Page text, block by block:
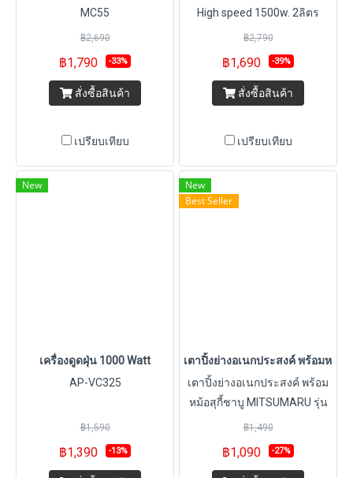
MC55
฿2,690
฿1,790 -33%
สั่งซื้อสินค้า
เปรียบเทียบ
High speed 1500w. 2ลิตร
MITSUMARU รุ่น AP-HB2015
เครื่องปั่น High speed 1500w.
2ลิตร MITSUMARU รุ่น AP-
HB2015 NEW⭐️ เครื่องปั่น High
ความเร็วรอบได้ 28,000 รอบต่อ
นาที - โถปั่นพลาสติกหนาแข็ง
แรงอย่างดี ใบมีด
฿2,790
฿1,690 -39%
สั่งซื้อสินค้า
เปรียบเทียบ
New
เครื่องดูดฝุ่น 1000 Watt
AP-VC325
฿1,590
฿1,390 -13%
New
Best Seller
เตาปิ้งย่างอเนกประสงค์ พร้อมหม้อ
เตาปิ้งย่างอเนกประสงค์ พร้อม
หม้อสุกี้ชาบู MITSUMARU รุ่น
AP-MC14
฿1,490
฿1,090 -27%